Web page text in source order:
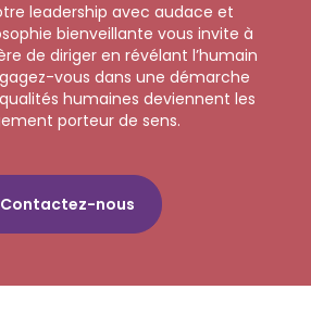
leadership avec audace et
bienveillante vous invite à
de diriger en révélant l’humain
vous dans une démarche
humaines deviennent les
porteur de sens.
Contactez-nous